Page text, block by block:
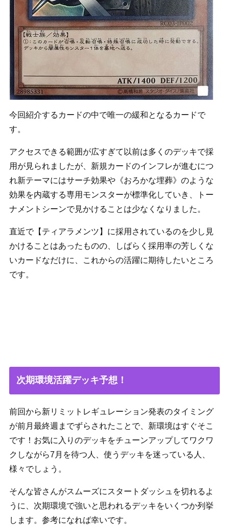
今回紹介するカードの中で唯一の緩和となるカードで
す。
アクセスできる範囲が広すぎて以前は多くのデッキで採
用が見られましたが、新規カードのインフレが進むにつ
れ新テーマにはサーチ効果や《おろかな埋葬》のような
効果を内蔵する専用モンスターが標準化していき、トー
ナメントシーンで見かけることは少なくなりました。
直近で【ティアラメンツ】に採用されているのを少し見
かけることはあったものの、しばらく採用率の芳しくな
いカードなだけに、これからの活躍に期待したいところ
です。
次期環境活躍デッキ予想！
前回から新リミットレギュレーション発表のタイミング
が前月最終週までずらされたことで、新環境はすぐそこ
です！お気に入りのデッキをチューンアップしてワクワ
クしながら7月を待つ人、使うデッキを迷っている人、
様々でしょう。
そんな皆さんがスムーズにスタートダッシュを切れるよ
うに、次期環境で強いと思われるデッキをいくつか列挙
します。参考になれば幸いです。